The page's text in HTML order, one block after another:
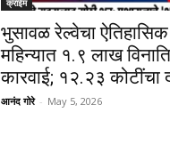
क्राईम
भुसावळ रेल्वेचा
महिन्यात १.९ लाख
कारवाई; १२.२३
आनंद गोरे - May 5, 2026